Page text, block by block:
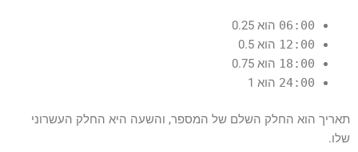
06:00 הוא 0.25
12:00 הוא 0.5
18:00 הוא 0.75
24:00 הוא 1
תאריך הוא החלק השלם של המספר, והשעה היא החלק העשרוני
שלו.